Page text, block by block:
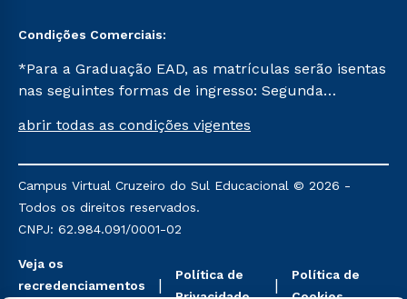
Condições Comerciais:
*Para a Graduação EAD, as matrículas serão isentas
nas seguintes formas de ingresso: Segunda
Já para as demais, a taxa de matrícula será de R$
mencionadas são referentes aos cursos: Ensino
Religioso, Geografia para a Docência e Metodologia
do Ensino de História: Questões Atuais.
abrir todas as condições vigentes
Campus Virtual Cruzeiro do Sul Educacional © 2026 -
Todos os direitos reservados.
CNPJ: 62.984.091/0001-02
Veja os
recredenciamentos
Política de
Política de